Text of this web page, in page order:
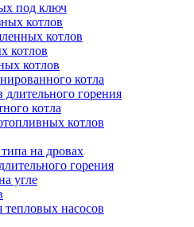
под ключ
котлов
котлов
котлов
котлов
котла
длительного горения
котла
котлов
на дровах
горения
угле
насосов